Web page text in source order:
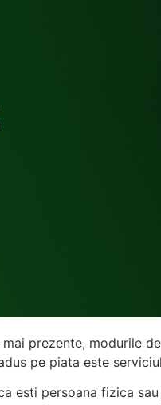
prezente, modurile
pe piata este
esti persoana fizica